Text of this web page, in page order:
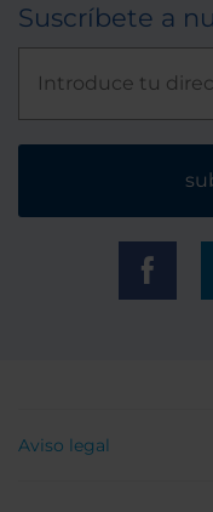
Suscríbete a
Aviso legal